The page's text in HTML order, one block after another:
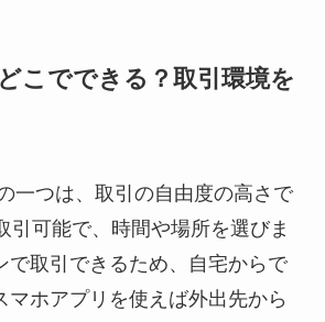
こでできる？取引環境を
一つは、取引の自由度の高さで
引可能で、時間や場所を選びま
で取引できるため、自宅からで
マホアプリを使えば外出先から